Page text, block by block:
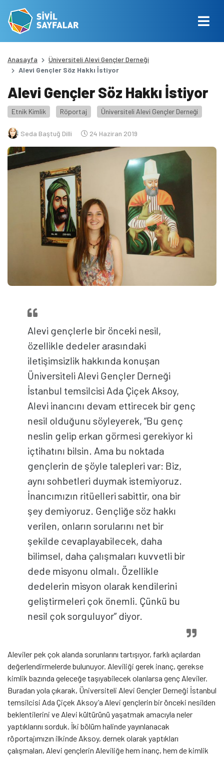
Anasayfa
Üniversiteli Alevi Gençler Derneği
Alevi Gençler Söz Hakkı İstiyor
Alevi Gençler Söz Hakkı İstiyor
Etnik Kimlik Röportaj Üniversiteli Alevi Gençler Derneği
Seda Baştuğ Dilli 24 Haziran 2019
Alevi gençlerle bir önceki nesil,
özellikle dedeler arasındaki
iletişimsizlik hakkında konuşan
Üniversiteli Alevi Gençler Derneği
İstanbul temsilcisi Ada Çiçek Aksoy,
Alevi inancını devam ettirecek bir genç
nesil olduğunu söyleyerek, “Bu genç
neslin gelip erkan görmesi gerekiyor ki
içtihatını bilsin. Ama bu noktada
gençlerin de şöyle talepleri var: Biz,
aynı sohbetleri duymak istemiyoruz.
İnancımızın ritüelleri sabittir, ona bir
şey demiyoruz. Gençliğe söz hakkı
verilen, onların sorularını net bir
şekilde cevaplayabilecek, daha
bilimsel, daha çalışmaları kuvvetli bir
dede misyonu olmalı. Özellikle
dedelerin misyon olarak kendilerini
geliştirmeleri çok önemli. Çünkü bu
nesil çok sorguluyor” diyor.
Aleviler pek çok alanda sorunlarını tartışıyor, farklı açılardan
değerlendirmelerde bulunuyor. Aleviliği gerek inanç, gerekse
kimlik bazında geleceğe taşıyabilecek olanlarsa genç Aleviler.
Buradan yola çıkarak, Üniversiteli Alevi Gençler Derneği İstanbul
temsilcisi Ada Çiçek Aksoy’a Alevi gençlerin bir önceki nesilden
beklentilerini ve Alevi kültürünü yaşatmak amacıyla neler
yaptıklarını sorduk. İki bölüm halinde yayınlanacak
röportajımızın ilkinde Aksoy, dernek olarak yaptıkları
çalışmaları, Alevi gençlerin Aleviliğe hem inanç, hem de kimlik